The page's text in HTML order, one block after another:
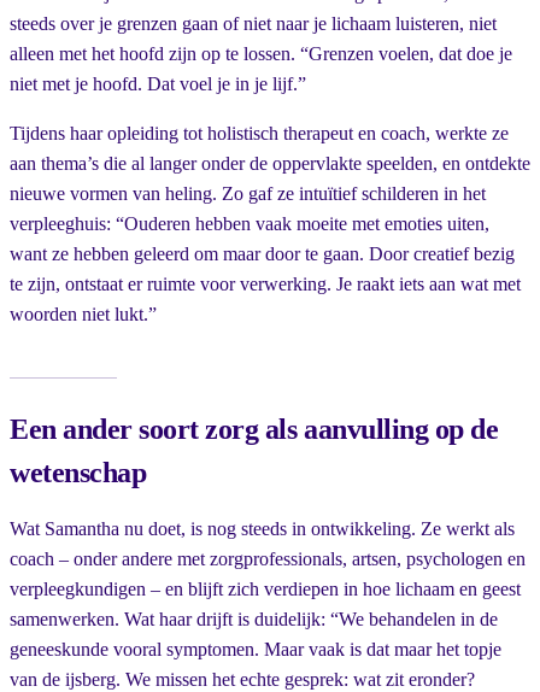
steeds over je grenzen gaan of niet naar je lichaam luisteren, niet
alleen met het hoofd zijn op te lossen. “Grenzen voelen, dat doe je
niet met je hoofd. Dat voel je in je lijf.”
Tijdens haar opleiding tot holistisch therapeut en coach, werkte ze
aan thema’s die al langer onder de oppervlakte speelden, en ontdekte
nieuwe vormen van heling. Zo gaf ze intuïtief schilderen in het
verpleeghuis: “Ouderen hebben vaak moeite met emoties uiten,
want ze hebben geleerd om maar door te gaan. Door creatief bezig
te zijn, ontstaat er ruimte voor verwerking. Je raakt iets aan wat met
woorden niet lukt.”
Een ander soort zorg als aanvulling op de
wetenschap
Wat Samantha nu doet, is nog steeds in ontwikkeling. Ze werkt als
coach – onder andere met zorgprofessionals, artsen, psychologen en
verpleegkundigen – en blijft zich verdiepen in hoe lichaam en geest
samenwerken. Wat haar drijft is duidelijk: “We behandelen in de
geneeskunde vooral symptomen. Maar vaak is dat maar het topje
van de ijsberg. We missen het echte gesprek: wat zit eronder?